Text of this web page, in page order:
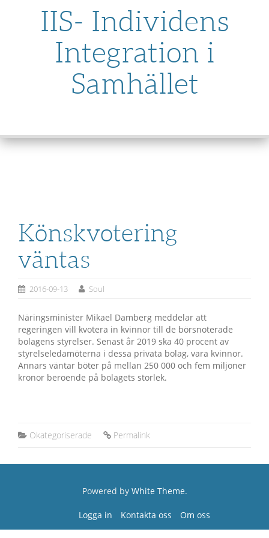
IIS- Individens
Integration i
Samhället
Könskvotering
väntas
2016-09-13 Soul
Näringsminister Mikael Damberg meddelar att
regeringen vill kvotera in kvinnor till de börsnoterade
bolagens styrelser. Senast år 2019 ska 40 procent av
styrelseledamöterna i dessa privata bolag, vara kvinnor.
Annars väntar böter på mellan 250 000 och fem miljoner
kronor beroende på bolagets storlek.
Okategoriserade Permalink
Powered by White Theme.
Logga in Kontakta oss Om oss